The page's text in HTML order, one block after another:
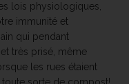
lois physiologiques,
immunité et
qui pendant
très prisé, même
les rues étaient